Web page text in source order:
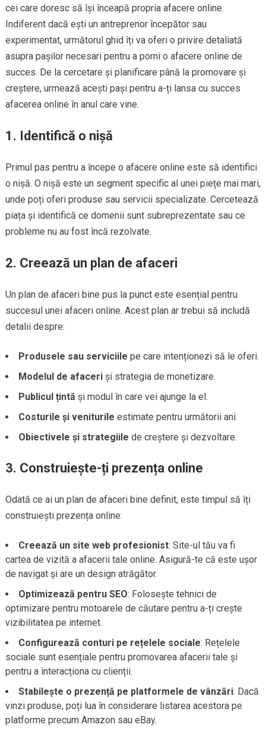
cei care doresc să își înceapă propria afacere online.
Indiferent dacă ești un antreprenor începător sau
experimentat, următorul ghid îți va oferi o privire detaliată
asupra pașilor necesari pentru a porni o afacere online de
succes. De la cercetare și planificare până la promovare și
creștere, urmează acești pași pentru a-ți lansa cu succes
afacerea online în anul care vine.
1. Identifică o nișă
Primul pas pentru a începe o afacere online este să identifici
o nișă. O nișă este un segment specific al unei piețe mai mari,
unde poți oferi produse sau servicii specializate. Cercetează
piața și identifică ce domenii sunt subreprezentate sau ce
probleme nu au fost încă rezolvate.
2. Creează un plan de afaceri
Un plan de afaceri bine pus la punct este esențial pentru
succesul unei afaceri online. Acest plan ar trebui să includă
detalii despre:
Produsele sau serviciile pe care intenționezi să le oferi.
Modelul de afaceriși strategia de monetizare.
Publicul țintă și modul în care vei ajunge la el.
Costurile și veniturile estimate pentru următorii ani.
Obiectivele și strategiile de creștere și dezvoltare.
3. Construiește-ți prezența online
Odată ce ai un plan de afaceri bine definit, este timpul să îți
construiești prezența online:
Creează un site web profesionist: Site-ul tău va fi
cartea de vizită a afacerii tale online. Asigură-te că este ușor
de navigat și are un design atrăgător.
Optimizează pentru SEO: Folosește tehnici de
optimizare pentru motoarele de căutare pentru a-ți crește
vizibilitatea pe internet.
Configurează conturi pe rețelele sociale: Rețelele
sociale sunt esențiale pentru promovarea afacerii tale și
pentru a interacționa cu clienții.
Stabilește o prezență pe platformele de vânzări: Dacă
vinzi produse, poți lua în considerare listarea acestora pe
platforme precum Amazon sau eBay.